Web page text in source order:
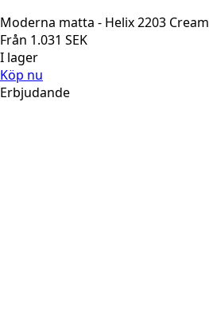
Moderna matta - Helix 2203 Cream
Från 1.031 SEK
I lager
Köp nu
Erbjudande